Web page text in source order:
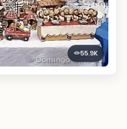
55.9K